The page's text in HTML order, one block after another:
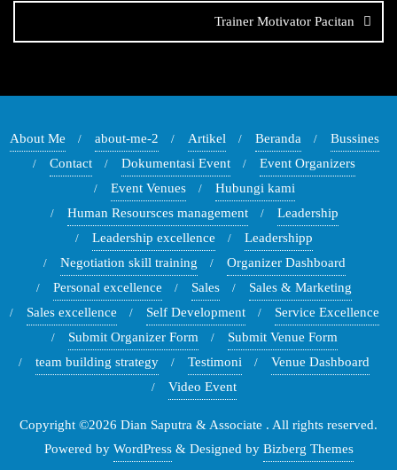
Trainer Motivator Pacitan
About Me about-me-2 Artikel Beranda
Bussines
Contact
Dokumentasi Event
Event Organizers
Event Venues
Hubungi kami
Human Resoursces management
Leadership
Leadership excellence
Leadershipp
Negotiation skill training
Organizer Dashboard
Personal excellence
Sales
Sales & Marketing
Sales excellence
Self Development
Service Excellence
Submit Organizer Form
Submit Venue Form
team building strategy
Testimoni
Venue Dashboard
Video Event
Copyright ©2026 Dian Saputra & Associate . All rights reserved.
Powered by WordPress & Designed by Bizberg Themes